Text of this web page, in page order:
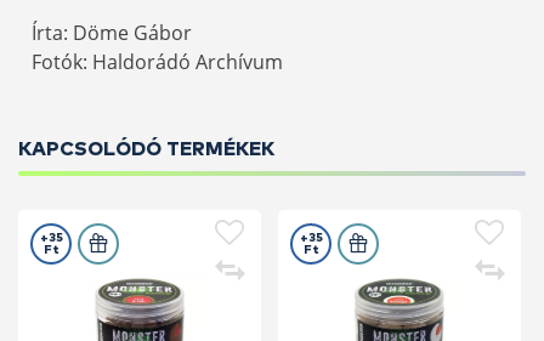
Írta: Döme Gábor
Fotók: Haldorádó Archívum
KAPCSOLÓDÓ TERMÉKEK
+35
Ft
+35
Ft